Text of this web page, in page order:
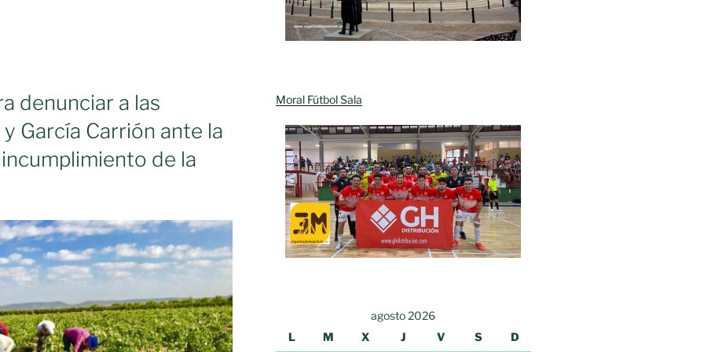
denunciar a las
García Carrión ante la
de la
Moral Fútbol Sala
agosto 2026
L
M X J V S D